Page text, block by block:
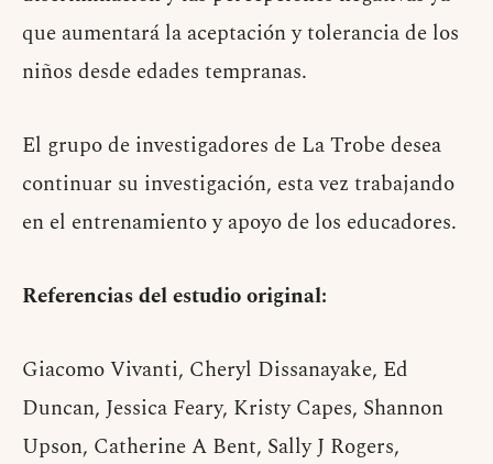
que aumentará la aceptación y tolerancia de los
niños desde edades tempranas.
El grupo de investigadores de La Trobe desea
continuar su investigación, esta vez trabajando
en el entrenamiento y apoyo de los educadores.
Referencias del estudio original:
Giacomo Vivanti, Cheryl Dissanayake, Ed
Duncan, Jessica Feary, Kristy Capes, Shannon
Upson, Catherine A Bent, Sally J Rogers,